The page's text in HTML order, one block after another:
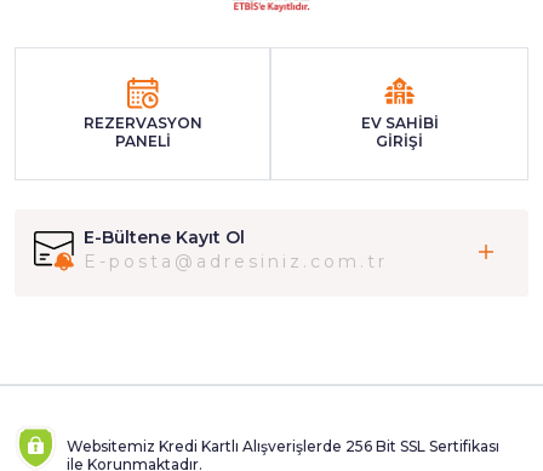
REZERVASYON
PANELİ
EV SAHİBİ
GİRİŞİ
E-Bültene Kayıt Ol
Websitemiz Kredi Kartlı Alışverişlerde 256 Bit SSL Sertifikası
ile Korunmaktadır.